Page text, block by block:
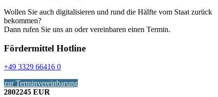
Wollen Sie auch digitalisieren und rund die Hälfte vom Staat zurück
bekommen?
Dann rufen Sie uns an oder vereinbaren einen Termin.
Fördermittel Hotline
+49 3329 66416 0
zur Terminvereinbarung
2802245 EUR